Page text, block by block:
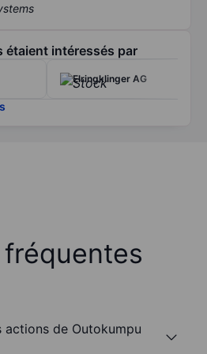
étaient intéressés par
Elringklinger AG
actions de Outokumpu